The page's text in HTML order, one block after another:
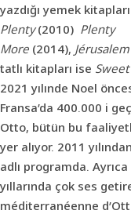
yazdığı yemek
Plenty(2010) Plenty
More (2014), Jérusalem
tatlı kitapları ise Sweet
2021 yılınde Noel
Fransa’da 400.000 i
Otto, bütün bu
yer alıyor. 2011
adlı programda.
yıllarında çok ses
méditerranéenne